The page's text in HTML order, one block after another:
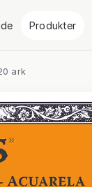
Produkter
ark